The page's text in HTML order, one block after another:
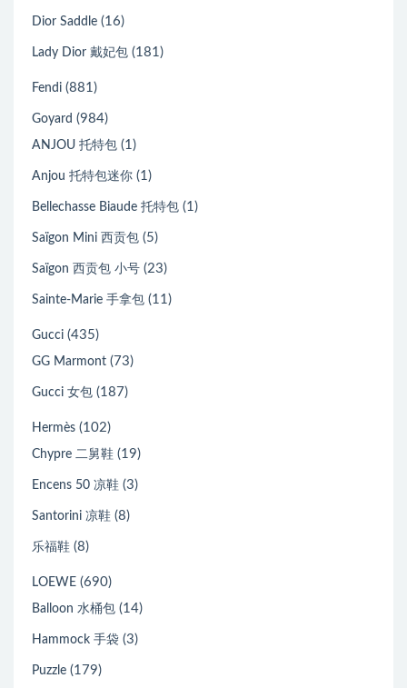
Dior Saddle (16)
Lady Dior 戴妃包 (181)
Fendi (881)
Goyard (984)
ANJOU 托特包 (1)
Anjou 托特包迷你 (1)
Bellechasse Biaude 托特包 (1)
Saïgon Mini 西贡包 (5)
Saïgon 西贡包 小号 (23)
Sainte-Marie 手拿包 (11)
Gucci (435)
GG Marmont (73)
Gucci 女包 (187)
Hermès (102)
Chypre 二舅鞋 (19)
Encens 50 凉鞋 (3)
Santorini 凉鞋 (8)
乐福鞋 (8)
LOEWE (690)
Balloon 水桶包 (14)
Hammock 手袋 (3)
Puzzle (179)